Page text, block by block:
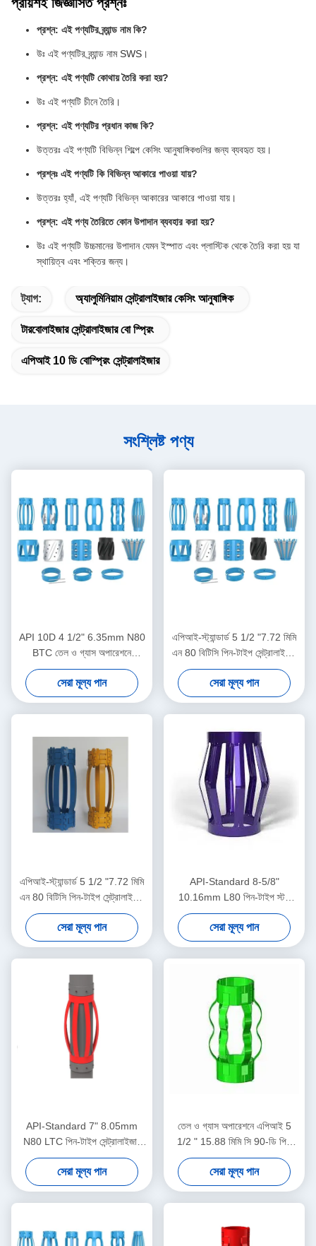
প্রশ্ন: এই পণ্যটির ব্র্যান্ড নাম কি?
উঃ এই পণ্যটির ব্র্যান্ড নাম SWS।
প্রশ্ন: এই পণ্যটি কোথায় তৈরি করা হয়?
উঃ এই পণ্যটি চীনে তৈরি।
প্রশ্ন: এই পণ্যটির প্রধান কাজ কি?
উত্তরঃ এই পণ্যটি বিভিন্ন শিল্পে কেসিং আনুষাঙ্গিকগুলির জন্য ব্যবহৃত হয়।
প্রশ্নঃ এই পণ্যটি কি বিভিন্ন আকারে পাওয়া যায়?
উত্তরঃ হ্যাঁ, এই পণ্যটি বিভিন্ন আকারের আকারে পাওয়া যায়।
প্রশ্ন: এই পণ্য তৈরিতে কোন উপাদান ব্যবহার করা হয়?
উঃ এই পণ্যটি উচ্চমানের উপাদান যেমন ইস্পাত এবং প্লাস্টিক থেকে তৈরি করা হয় যা
স্থায়িত্ব এবং শক্তির জন্য।
ট্যাগ: অ্যালুমিনিয়াম সেন্ট্রালাইজার কেসিং আনুষাঙ্গিক
টারবোলাইজার সেন্ট্রালাইজার বো স্প্রিং
এপিআই 10 ডি বোস্প্রিং সেন্ট্রালাইজার
সংশ্লিষ্ট পণ্য
API 10D 4 1/2" 6.35mm N80
BTC তেল ও গ্যাস অপারেশনে
অয়েলফিল্ড সেন্ট্রালাইজার
সেরা মূল্য পান
এপিআই-স্ট্যান্ডার্ড 5 1/2 "7.72 মিমি
এন 80 বিটিসি পিন-টাইপ সেন্ট্রালাইজার
তেল ও গ্যাস অপারেশনে কেসিং
সেন্ট্রালাইজার স্থানচ্যুতি সীমাবদ্ধ করার
জন্য
সেরা মূল্য পান
এপিআই-স্ট্যান্ডার্ড 5 1/2 "7.72 মিমি
এন 80 বিটিসি পিন-টাইপ সেন্ট্রালাইজার
তেল ও গ্যাস অপারেশনে কেসিং
সেন্ট্রালাইজার স্থানচ্যুতি সীমাবদ্ধ করার
জন্য
সেরা মূল্য পান
API-Standard 8-5/8"
10.16mm L80 পিন-টাইপ স্টপ
কলার তেল ও গ্যাস অপারেশনে কেসিং
সেন্ট্রালাইজার ডিসপ্লেসমেন্ট সীমাবদ্ধ
করার জন্য ডিজাইন করা হয়েছে
সেরা মূল্য পান
API-Standard 7" 8.05mm
N80 LTC পিন-টাইপ সেন্ট্রালাইজার
তেল ও গ্যাস অপারেশনে কেসিং
সেন্ট্রালাইজার ডিসপ্লেসমেন্ট সীমাবদ্ধ
করার জন্য
সেরা মূল্য পান
তেল ও গ্যাস অপারেশনে এপিআই 5
1/2 " 15.88 মিমি সি 90-ডি পিই
তেলক্ষেত্র কেন্দ্রীয়
সেরা মূল্য পান